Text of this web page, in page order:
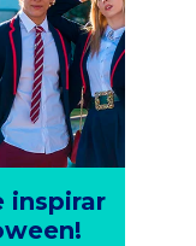
inspirar